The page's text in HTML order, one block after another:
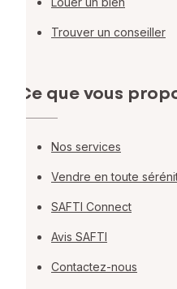
Trouver un conseiller
Ce que vous
Nos services
Vendre en toute
SAFTI Connect
Avis SAFTI
Contactez-nous